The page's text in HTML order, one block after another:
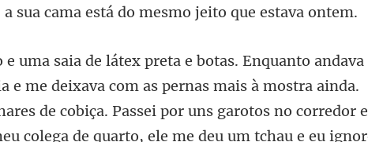
a com as pernas mais à mostra ainda.
de cobiça. Passei por uns garotos no corredor e